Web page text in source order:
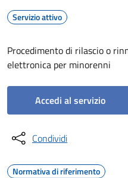
Servizio attivo
Procedimento di rilascio o
elettronica per minorenni
Accedi al servizio
Condividi
Normativa di riferimento